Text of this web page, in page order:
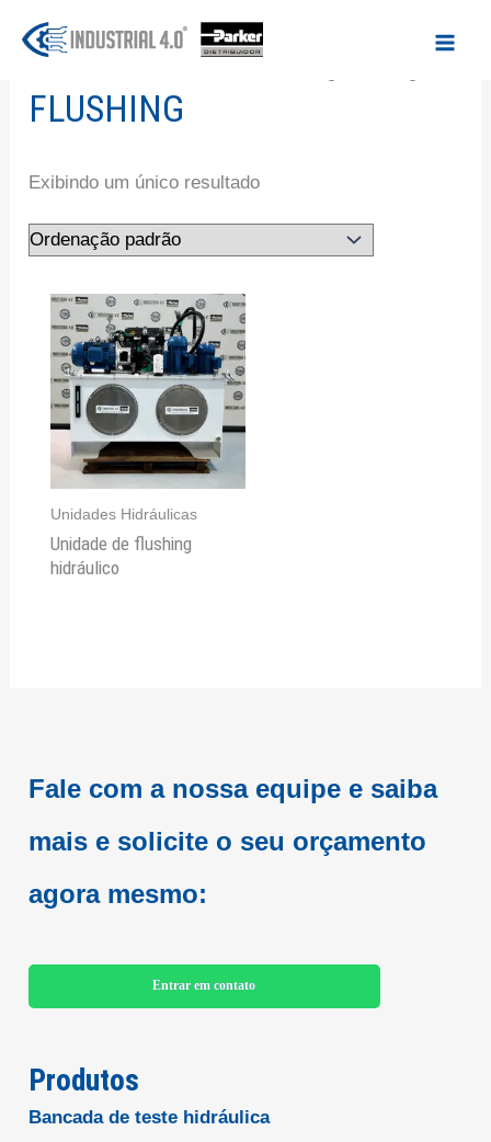
para
conteúdoFLUSHING
Exibindo um único resultado
Unidades Hidráulicas
Unidade de flushing
hidráulico
Fale com a nossa equipe e saiba
mais e solicite o seu orçamento
agora mesmo:
Entrar em contato
Produtos
Bancada de teste hidráulica